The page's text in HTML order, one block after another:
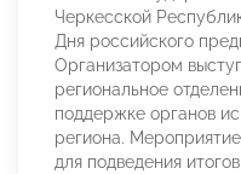
Черкесской
Дня российского
Организатором
региональное
поддержке органов
региона.
для подведения